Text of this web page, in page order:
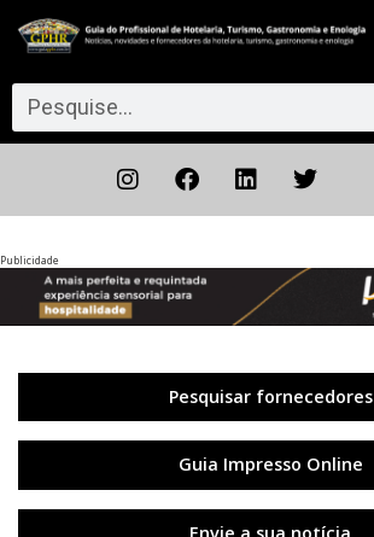
Publicidade
Pesquisar fornecedores
Guia Impresso Online